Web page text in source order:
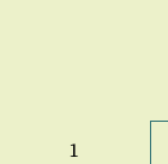
potere